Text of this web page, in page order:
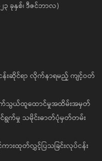
၃ ခုနှစ်၊ ဒီဇင်ဘာလ)
န်းဆိုင်ရာ လိုက်နာရမည့် ကျင့်ဝတ်
ဆက်သွယ်ထူထောင်မှုအထိမ်းအမှတ်
ောင်ရွက်မှု သမိုင်းဓာတ်ပုံမှတ်တမ်း
းထုတ်လွှင့်ပြသခြင်းလုပ်ငန်း